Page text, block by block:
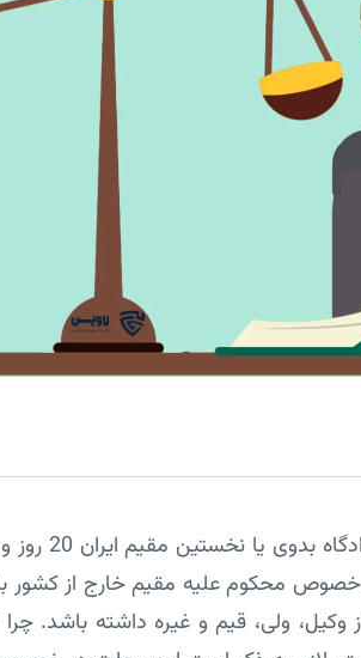
این مهلت
خصوص محکوم علیه مقیم خارج از کشور
از وکیل، ولی، قیم و غیره داشته